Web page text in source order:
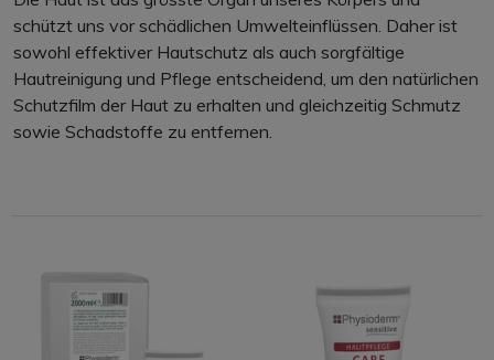
schützt uns vor schädlichen Umwelteinflüssen. Daher ist
sowohl effektiver Hautschutz als auch sorgfältige
Hautreinigung und Pflege entscheidend, um den natürlichen
Schutzfilm der Haut zu erhalten und gleichzeitig Schmutz
sowie Schadstoffe zu entfernen.